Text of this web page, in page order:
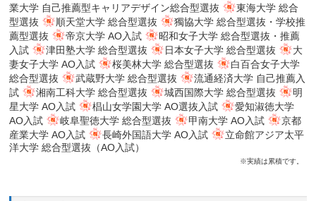
業大学 自己推薦型キャリアデザイン総合型選抜
東海大学 総合
型選抜
順天堂大学 総合型選抜
獨協大学 総合型選抜・学校推
薦型選抜
帝京大学 AO入試
昭和女子大学 総合型選抜・推薦
入試
津田塾大学 総合型選抜 日本女子大学 総合型選抜
大
妻女子大学 AO入試
桜美林大学 総合型選抜
白百合女子大学
総合型選抜
武蔵野大学 総合型選抜
流通経済大学 自己推薦入
試
湘南工科大学 総合型選抜 城西国際大学 総合型選抜
明
星大学 AO入試
椙山女学園大学 AO選抜入試
愛知淑徳大学
AO入試
岐阜聖徳大学 総合型選抜 甲南大学 AO入試
京都
産業大学 AO入試
長崎外国語大学 AO入試
立命館アジア太平
洋大学 総合型選抜（AO入試）
※実績は累積です。